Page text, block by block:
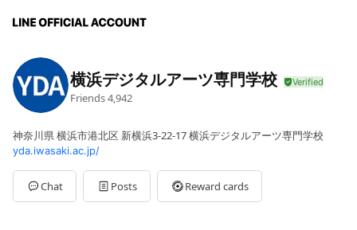
横浜デジタルアーツ専門学校
Friends4,942
神奈川県 横浜市港北区 新横浜3-22-17 横浜デジタルアーツ専門学校
yda.iwasaki.ac.jp/
Chat Posts Reward cards